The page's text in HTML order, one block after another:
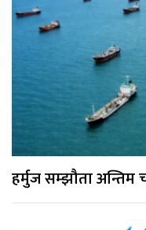
हर्मुज सम्झौता अन्तिम